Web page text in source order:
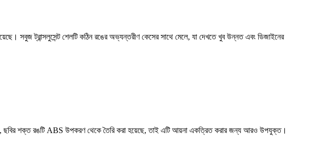
সবুজ ট্রান্সলুসেন্ট শেলটি কঠিন রঙের অভ্যন্তরীণ কেসের সাথে মেলে, যা দেখতে খুব উন্নত এবং ডিজাইনের
ছবির শক্ত রঙটি ABS উপকরণ থেকে তৈরি করা হয়েছে, তাই এটি আয়না একত্রিত করার জন্য আরও উপযুক্ত।